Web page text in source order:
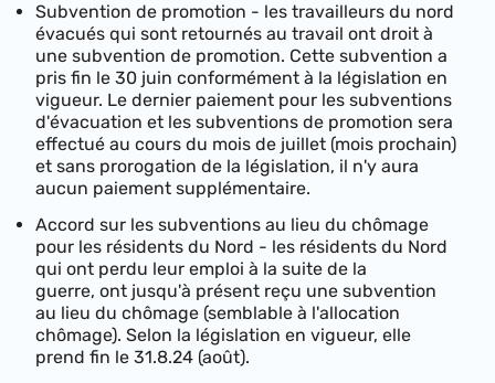
Subvention de promotion - les travailleurs du nord
évacués qui sont retournés au travail ont droit à
une subvention de promotion. Cette subvention a
pris fin le 30 juin conformément à la législation en
vigueur. Le dernier paiement pour les subventions
d'évacuation et les subventions de promotion sera
effectué au cours du mois de juillet (mois prochain)
et sans prorogation de la législation, il n'y aura
aucun paiement supplémentaire.
Accord sur les subventions au lieu du chômage
pour les résidents du Nord - les résidents du Nord
qui ont perdu leur emploi à la suite de la
guerre, ont jusqu'à présent reçu une subvention
au lieu du chômage (semblable à l'allocation
chômage). Selon la législation en vigueur, elle
prend fin le 31.8.24 (août).